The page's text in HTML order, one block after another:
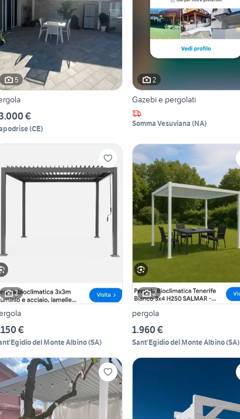
5
€
(CE)
2
Gazebi e pergolati
Somma Vesuviana (NA)
2
€
del Monte Albino(SA)
2
pergola
1.960 €
Sant'Egidio del Monte Albino(SA)